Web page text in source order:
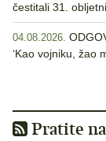
čestitali 31.
04.08.2026.
‘Kao vojniku, žao
Pratite